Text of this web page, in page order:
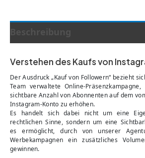
Beschreibung
Verstehen des Kaufs von
Der Ausdruck „Kauf von Followern“ bezieht
Team verwaltete Online-
sichtbare Anzahl von Abonnenten auf dem
Instagram-Konto zu erhöhen.
Es handelt sich dabei nicht um eine
rechtlichen Sinne, sondern um eine
es ermöglicht, durch von unserer
Werbekampagnen ein zusätzliches
gewinnen.